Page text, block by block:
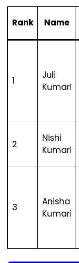
Rank Name
1
Juli
Kumari
2
Nishi
Kumari
3
Anisha
Kumari